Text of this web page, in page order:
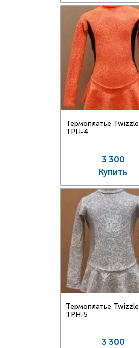
Термоплатье Twizzle
TPН-4
3 300
Купить
Термоплатье Twizzle
TPН-5
3 300